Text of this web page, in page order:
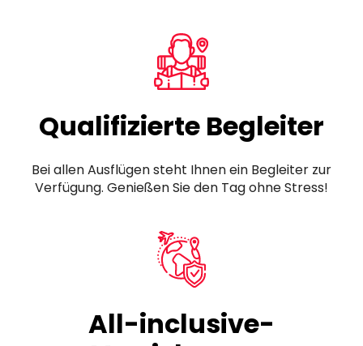
Qualifizierte Begleiter
Bei allen Ausflügen steht Ihnen ein Begleiter zur
Verfügung. Genießen Sie den Tag ohne Stress!
All-inclusive-